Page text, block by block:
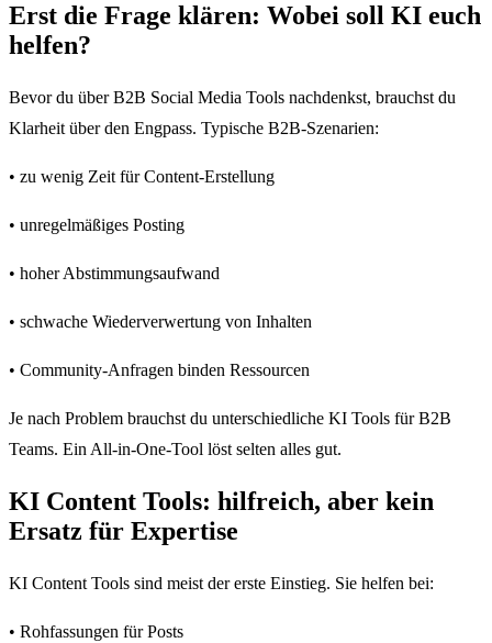
Erst die Frage klären: Wobei soll KI euch
helfen?
Bevor du über B2B Social Media Tools nachdenkst, brauchst du
Klarheit über den Engpass. Typische B2B-Szenarien:
• zu wenig Zeit für Content-Erstellung
• unregelmäßiges Posting
• hoher Abstimmungsaufwand
• schwache Wiederverwertung von Inhalten
• Community-Anfragen binden Ressourcen
Je nach Problem brauchst du unterschiedliche KI Tools für B2B
Teams. Ein All-in-One-Tool löst selten alles gut.
KI Content Tools: hilfreich, aber kein
Ersatz für Expertise
KI Content Tools sind meist der erste Einstieg. Sie helfen bei:
• Rohfassungen für Posts